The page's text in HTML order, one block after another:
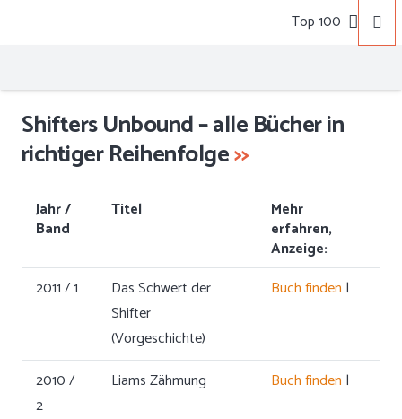
Top 100
Shifters Unbound – alle Bücher in
richtiger Reihenfolge>>
Jahr /
Band
Titel
Mehr
erfahren,
Anzeige:
2011 / 1
Das Schwert der
Shifter
(Vorgeschichte)
Buch finden |
2010 /
2
Liams Zähmung Buch finden |